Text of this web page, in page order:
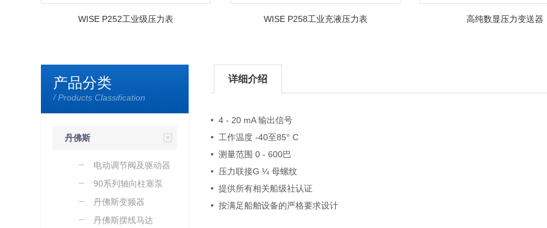
WISE P252工业级压力表 WISE P258工业充液压力表 高纯数显压力变送器
产品分类
/ Products Classification
丹佛斯
电动调节阀及驱动器
90系列轴向柱塞泵
丹佛斯变频器
丹佛斯摆线马达
详细介绍
• 4 - 20 mA 输出信号
• 工作温度 -40至85° C
• 测量范围 0 - 600巴
• 压力联接G ¼ 母螺纹
• 提供所有相关船级社认证
• 按满足船舶设备的严格要求设计